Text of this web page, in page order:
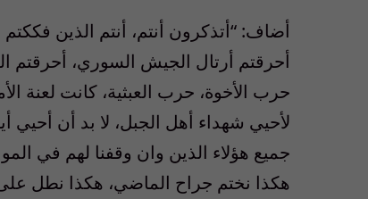
أحرقتم أرتال الجيش السوري، أحرقتم
حرب الأخوة، حرب العبثية، كانت لعنة
لأحيي شهداء أهل الجبل، لا بد أن أحيي
جميع هؤلاء الذين وان وقفنا لهم في
هكذا نختم جراح الماضي، هكذا نطل